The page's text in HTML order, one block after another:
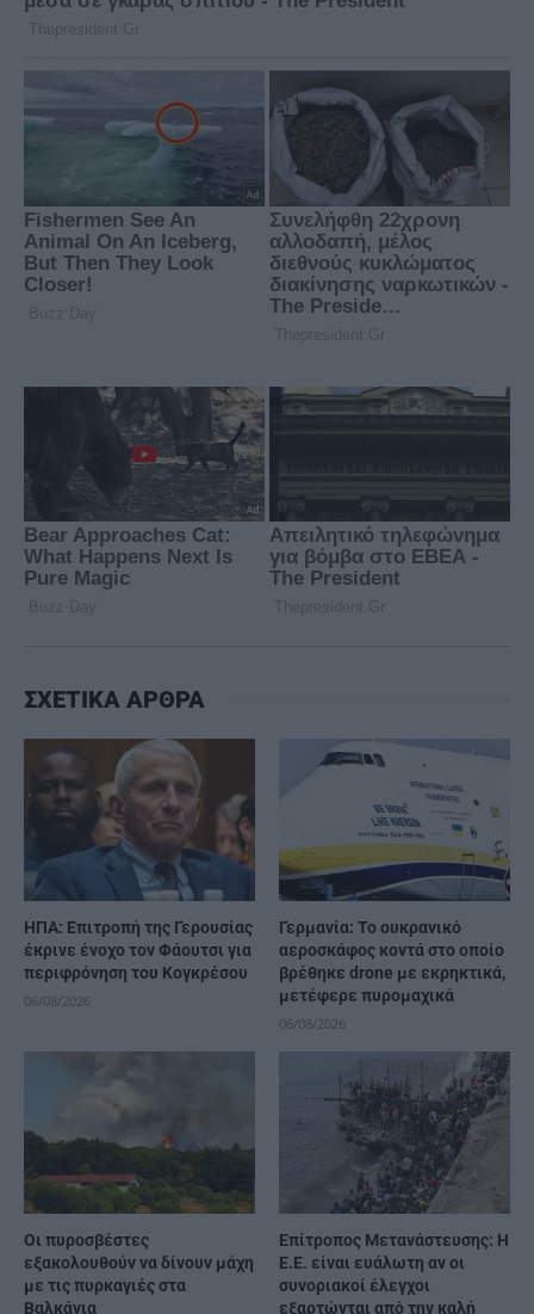
ΣΧΕΤΙΚΑ ΑΡΘΡΑ
ΗΠΑ: Επιτροπή της Γερουσίας
έκρινε ένοχο τον Φάουτσι για
περιφρόνηση του Κογκρέσου
06/08/2026
Γερμανία: Το ουκρανικό
αεροσκάφος κοντά στο οποίο
βρέθηκε drone με εκρηκτικά,
μετέφερε πυρομαχικά
06/08/2026
Οι πυροσβέστες
εξακολουθούν να δίνουν μάχη
με τις πυρκαγιές στα
Βαλκάνια
Επίτροπος Μετανάστευσης: Η
Ε.Ε. είναι ευάλωτη αν οι
συνοριακοί έλεγχοι
εξαρτώνται από την καλή